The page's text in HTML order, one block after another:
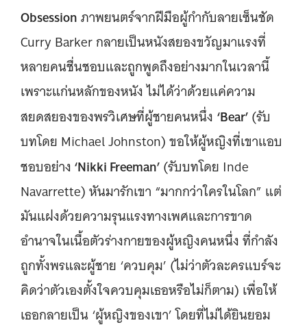
Obsessionภาพยนตร์จากฝีมือผู้กำกับลายเซ็นชัด
Curry Barker กลายเป็นหนังสยองขวัญมาแรงที่
หลายคนชื่นชอบและถูกพูดถึงอย่างมากในเวลานี้
เพราะแก่นหลักของหนัง ไม่ได้ว่าด้วยแค่ความ
สยดสยองของพรวิเศษที่ผู้ชายคนหนึ่ง ‘Bear’(รับ
บทโดย Michael Johnston) ขอให้ผู้หญิงที่เขาแอบ
ชอบอย่าง‘Nikki Freeman’(รับบทโดย Inde
Navarrette) หันมารักเขา “มากกว่าใครในโลก” แต่
มันแฝงด้วยความรุนแรงทางเพศและการขาด
อำนาจในเนื้อตัวร่างกายของผู้หญิงคนหนึ่ง ที่กำลัง
ถูกทั้งพรและผู้ชาย ‘ควบคุม’ (ไม่ว่าตัวละครแบร์จะ
คิดว่าตัวเองตั้งใจควบคุมเธอหรือไม่ก็ตาม) เพื่อให้
เธอกลายเป็น ‘ผู้หญิงของเขา’ โดยที่ไม่ได้ยินยอม